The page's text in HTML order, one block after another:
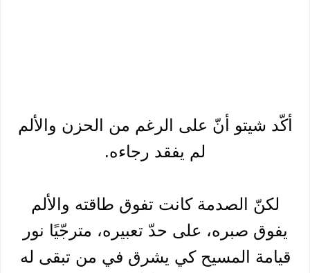
أكّد شيتو أنّ على الرغم من الحزن والألم
لم يفقد رجاءه.
لكنّ الصدمة كانت تفوق طاقته والألم
يفوق صبره، على حدّ تعبيره، مترجّيًا نور
قيامة المسيح كي يشرق في من تبقى له